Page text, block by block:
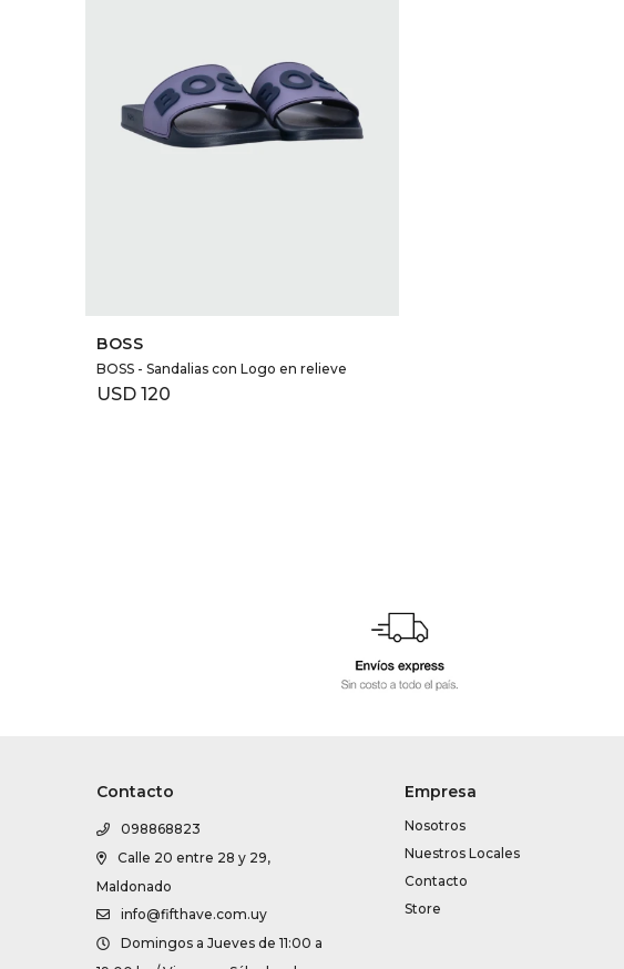
BOSS
BOSS - Sandalias con Logo en relieve
USD 120
Contacto
098868823
Calle 20 entre 28 y 29,
Maldonado
info@fifthave.com.uy
Domingos a Jueves de 11:00 a
Empresa
Nosotros
Nuestros Locales
Contacto
Store